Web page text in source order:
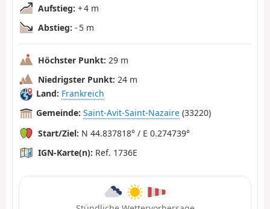
Aufstieg: + 4 m
Abstieg: - 5 m
Höchster Punkt: 29 m
Niedrigster Punkt: 24 m
Land: Frankreich
Gemeinde: Saint-Avit-Saint-Nazaire (33220)
Start/Ziel: N 44.837818° / E 0.274739°
IGN-Karte(n): Ref. 1736E